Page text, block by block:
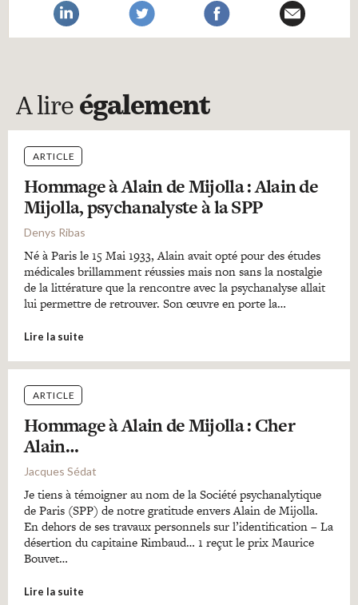
A lire également
ARTICLE
Hommage à Alain de Mijolla : Alain de
Mijolla, psychanalyste à la SPP
Denys Ribas
Né à Paris le 15 Mai 1933, Alain avait opté pour des études
médicales brillamment réussies mais non sans la nostalgie
de la littérature que la rencontre avec la psychanalyse allait
lui permettre de retrouver. Son œuvre en porte la…
Lire la suite
ARTICLE
Hommage à Alain de Mijolla : Cher
Alain…
Jacques Sédat
Je tiens à témoigner au nom de la Société psychanalytique
de Paris (SPP) de notre gratitude envers Alain de Mijolla.
En dehors de ses travaux personnels sur l’identification – La
désertion du capitaine Rimbaud… 1 reçut le prix Maurice
Bouvet…
Lire la suite